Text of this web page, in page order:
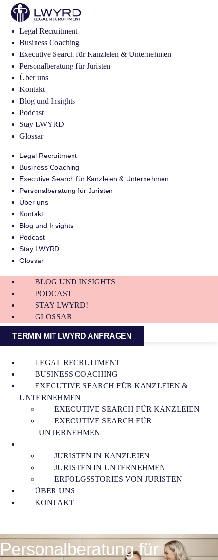
Legal Recruitment
Business Coaching
Executive Search für Kanzleien & Unternehmen
Personalberatung für Juristen
Über uns
Kontakt
Blog und Insights
Podcast
Stay LWYRD
Glossar
Legal Recruitment
Business Coaching
Executive Search für Kanzleien & Unternehmen
Personalberatung für Juristen
Über uns
Kontakt
Blog und Insights
Podcast
Stay LWYRD
Glossar
BLOG UND INSIGHTS
PODCAST
STAY LWYRD!
GLOSSAR
TERMIN MIT LWYRD ANFRAGEN
LEGAL RECRUITMENT
BUSINESS COACHING
EXECUTIVE SEARCH FÜR KANZLEIEN &
UNTERNEHMEN
EXECUTIVE SEARCH FÜR KANZLEIEN
EXECUTIVE SEARCH FÜR
UNTERNEHMEN
JURISTEN IN KANZLEIEN
JURISTEN IN UNTERNEHMEN
ERFOLGSSTORIES VON JURISTEN
ÜBER UNS
KONTAKT
Personalberatung für